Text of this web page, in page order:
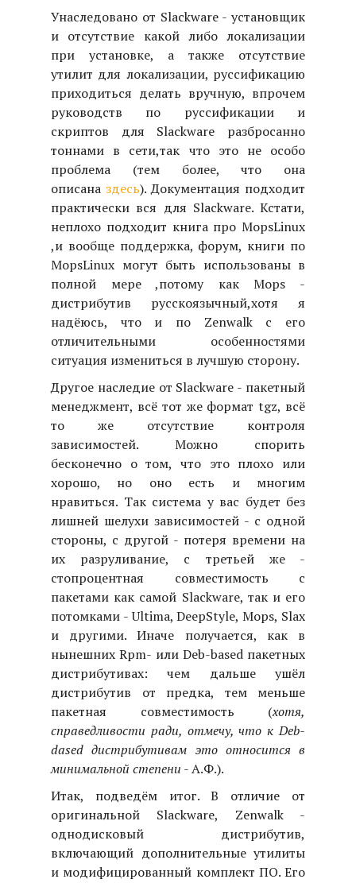
Унаследовано от Slackware - установщик
и отсутствие какой либо локализации
при установке, а также отсутствие
утилит для локализации, руссификацию
приходиться делать вручную, впрочем
руководств по руссификации и
скриптов для Slackware разбросанно
тоннами в сети,так что это не особо
проблема (тем более, что она
описана здесь). Документация подходит
практически вся для Slackware. Кстати,
неплохо подходит книга про MopsLinux
,и вообще поддержка, форум, книги по
MopsLinux могут быть использованы в
полной мере ,потому как Mops -
дистрибутив русскоязычный,хотя я
надёюсь, что и по Zenwalk с его
отличительными особенностями
ситуация измениться в лучшую сторону.
Другое наследие от Slackware - пакетный
менеджмент, всё тот же формат tgz, всё
то же отсутствие контроля
зависимостей. Можно спорить
бесконечно о том, что это плохо или
хорошо, но оно есть и многим
нравиться. Так система у вас будет без
лишней шелухи зависимостей - с одной
стороны, с другой - потеря времени на
их разруливание, c третьей же -
стопроцентная совместимость с
пакетами как самой Slackware, так и его
потомками - Ultima, DeepStyle, Mops, Slax
и другими. Иначе получается, как в
нынешних Rpm- или Deb-based пакетных
дистрибутивах: чем дальше ушёл
дистрибутив от предка, тем меньше
пакетная совместимость (хотя,
справедливости ради, отмечу, что к Deb-
dased дистрибутивам это относится в
минимальной степени - А.Ф.).
Итак, подведём итог. В отличие от
оригинальной Slackware, Zenwalk -
однодисковый дистрибутив,
включающий дополнительные утилиты
и модифицированный комплект ПО. Его